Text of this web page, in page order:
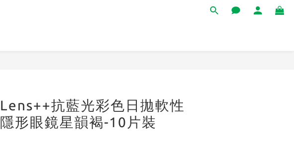
Lens++抗藍光彩色日拋軟性
隱形眼鏡星韻褐-10片裝